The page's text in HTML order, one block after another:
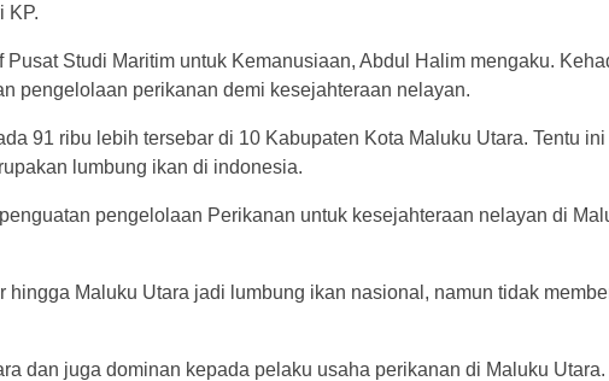
KP.
Studi Maritim untuk Kemanusiaan, Abdul Halim mengaku.
pengelolaan perikanan demi kesejahteraan nelayan.
91 ribu lebih tersebar di 10 Kabupaten Kota Maluku Utara. Tentu
lumbung ikan di indonesia.
pengelolaan Perikanan untuk kesejahteraan nelayan di
hingga Maluku Utara jadi lumbung ikan nasional, namun tidak
dan juga dominan kepada pelaku usaha perikanan di Maluku